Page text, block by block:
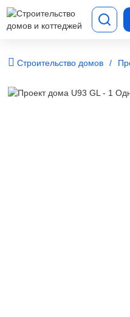
Строительство домов